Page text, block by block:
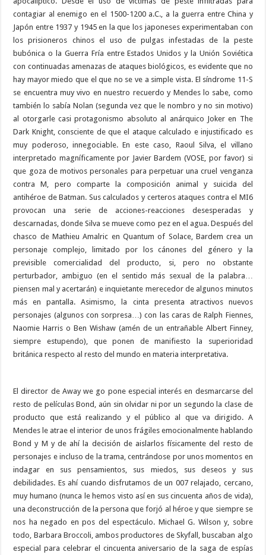
contagiar al enemigo en el 1500-1200 a.C., a la guerra entre China y
Japón entre 1937 y 1945 en la que los japoneses experimentaban con
los prisioneros chinos el uso de pulgas infestadas de la peste
bubónica o la Guerra Fría entre Estados Unidos y la Unión Soviética
con continuadas amenazas de ataques biológicos, es evidente que no
hay mayor miedo que el que no se ve a simple vista. El síndrome 11-S
se encuentra muy vivo en nuestro recuerdo y Mendes lo sabe, como
también lo sabía Nolan (segunda vez que le nombro y no sin motivo)
al otorgarle casi protagonismo absoluto al anárquico Joker en The
Dark Knight, consciente de que el ataque calculado e injustificado es
muy poderoso, innegociable. En este caso, Raoul Silva, el villano
interpretado magníficamente por Javier Bardem (VOSE, por favor) si
que goza de motivos personales para perpetuar una cruel venganza
contra M, pero comparte la composición animal y suicida del
antihéroe de Batman. Sus calculados y certeros ataques contra el MI6
provocan una serie de acciones-reacciones desesperadas y
descarnadas, donde Silva se mueve como pez en el agua. Después del
chasco de Mathieu Amalric en Quantum of Solace, Bardem crea un
personaje complejo, limitado por los cánones del género y la
previsible comercialidad del producto, si, pero no obstante
perturbador, ambiguo (en el sentido más sexual de la palabra…
piensen mal y acertarán) e inquietante merecedor de algunos minutos
más en pantalla. Asimismo, la cinta presenta atractivos nuevos
personajes (algunos con sorpresa…) con las caras de Ralph Fiennes,
Naomie Harris o Ben Wishaw (amén de un entrañable Albert Finney,
siempre estupendo), que ponen de manifiesto la superioridad
británica respecto al resto del mundo en materia interpretativa.
El director de Away we go pone especial interés en desmarcarse del
resto de películas Bond, aún sin olvidar ni por un segundo la clase de
producto que está realizando y el público al que va dirigido. A
Mendes le atrae el interior de unos frágiles emocionalmente hablando
Bond y M y de ahí la decisión de aislarlos físicamente del resto de
personajes e incluso de la trama, centrándose por unos momentos en
indagar en sus pensamientos, sus miedos, sus deseos y sus
debilidades. Es ahí cuando disfrutamos de un 007 relajado, cercano,
muy humano (nunca le hemos visto así en sus cincuenta años de vida),
una deconstrucción de la persona que forjó al héroe y que siempre se
nos ha negado en pos del espectáculo. Michael G. Wilson y, sobre
todo, Barbara Broccoli, ambos productores de Skyfall, buscaban algo
especial para celebrar el cincuenta aniversario de la saga de espías